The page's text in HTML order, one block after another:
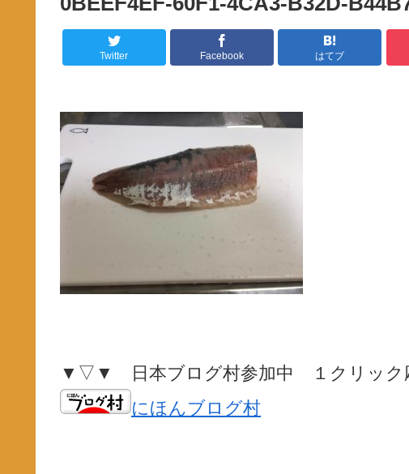
Twitter Facebook はてブ
▼▽▼ 日本ブログ村参加中 １クリッ
にほんブログ村